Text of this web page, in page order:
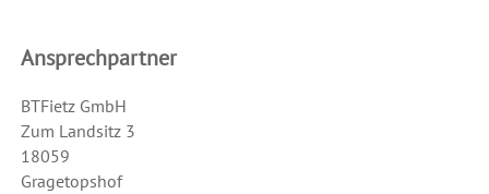
Ansprechpartner
BTFietz GmbH
Zum Landsitz 3
18059
Gragetopshof